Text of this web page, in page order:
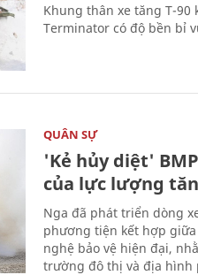
Khung thân xe tăng T-90
Terminator có độ bền bỉ
QUÂN SỰ
'Kẻ hủy diệt'
của lực lượng
Nga đã phát triển dòng
phương tiện kết hợp
nghệ bảo vệ hiện đại,
trường đô thị và địa hình